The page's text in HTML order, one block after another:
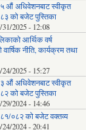
औं अधिवेशनबाट स्वीकृत
को बजेट पुस्तिका
31/2025 - 12:08
आर्थिक वर्ष
नीति, कार्यक्रम तथा
24/2025 - 15:27
औं अधिवेशनबाट स्वीकृत
को बजेट पुस्तिका
29/2024 - 14:46
०८२ को बजेट वक्तव्य
24/2024 - 20:41